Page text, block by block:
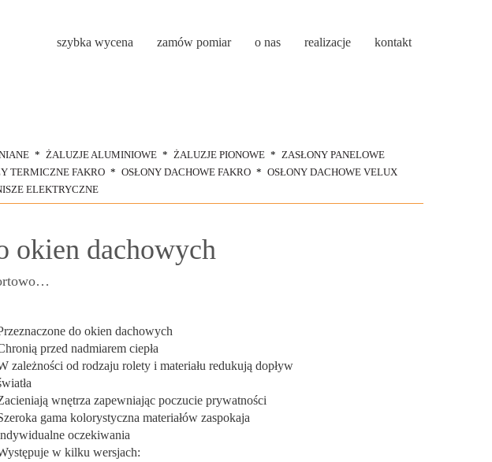
szybka wycena zamów pomiar o nas realizacje kontakt
ŻALUZJE ALUMINIOWE ŻALUZJE PIONOWE
ZASŁONY PANELOWE
TERMICZNE FAKRO OSŁONY DACHOWE FAKRO
OSŁONY DACHOWE VELUX
ELEKTRYCZNE
okien dachowych
do okien dachowych
przed nadmiarem ciepła
zależności od rodzaju rolety i materiału redukują dopływ
wnętrza zapewniając poczucie prywatności
gama kolorystyczna materiałów zaspokaja
oczekiwania
w kilku wersjach: